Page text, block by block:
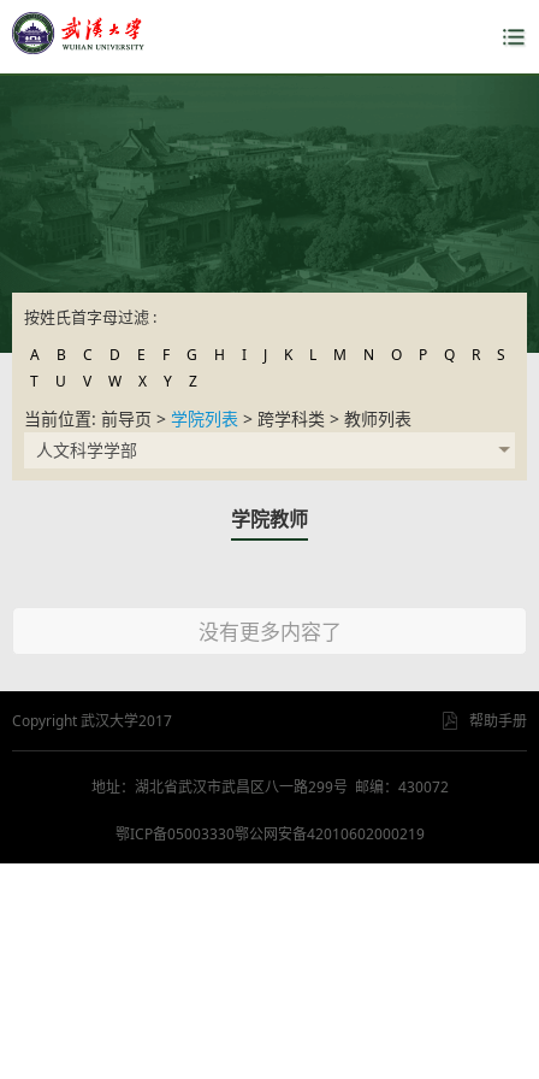
按姓氏首字母过滤 :
A B C D E F G H I J K L M N O P Q R
S
T
U V W X Y Z
当前位置: 前导页 > 学院列表 > 跨学科类 > 教师列表
人文科学学部
学院教师
没有更多内容了
Copyright 武汉大学2017 帮助手册
地址：湖北省武汉市武昌区八一路299号 邮编：430072
鄂ICP备05003330鄂公网安备42010602000219